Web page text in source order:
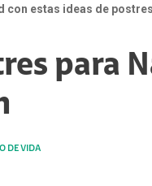
con estas ideas de postres
para
DE VIDA